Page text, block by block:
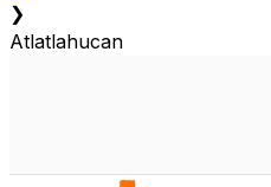
❯
Atlatlahucan